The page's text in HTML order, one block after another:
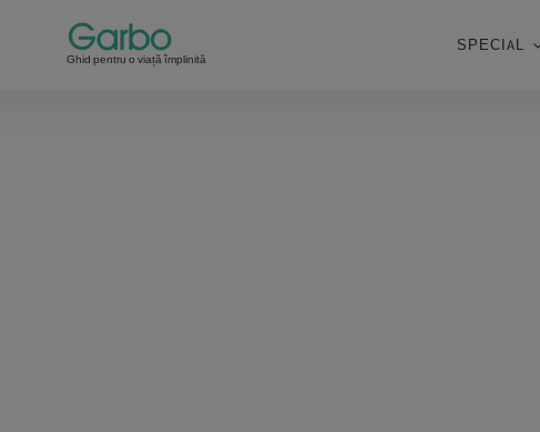
Ghid pentru o viață împlinită
SPECIAL